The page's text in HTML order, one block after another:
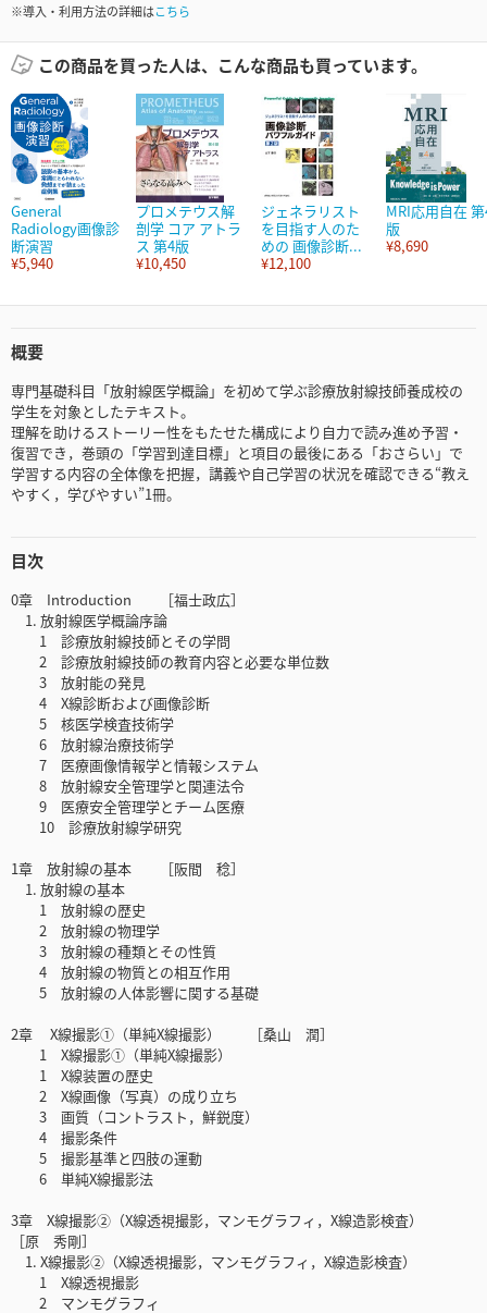
※導入・利用方法の詳細はこちら
この商品を買った人は、こんな商品も買っています。
General
Radiology画像診
断演習
¥5,940
プロメテウス解
剖学 コア アトラ
ス 第4版
¥10,450
ジェネラリスト
を目指す人のた
めの 画像診断...
¥12,100
MRI応用自在
版
¥8,690
概要
専門基礎科目「放射線医学概論」を初めて学ぶ診療放射線技師養成校の
学生を対象としたテキスト。
理解を助けるストーリー性をもたせた構成により自力で読み進め予習・
復習でき，巻頭の「学習到達目標」と項目の最後にある「おさらい」で
学習する内容の全体像を把握，講義や自己学習の状況を確認できる“教え
やすく，学びやすい”1冊。
目次
0章 Introduction ［福士政広］
1. 放射線医学概論序論
1 診療放射線技師とその学問
2 診療放射線技師の教育内容と必要な単位数
3 放射能の発見
4 X線診断および画像診断
5 核医学検査技術学
6 放射線治療技術学
7 医療画像情報学と情報システム
8 放射線安全管理学と関連法令
9 医療安全管理学とチーム医療
10 診療放射線学研究
1章 放射線の基本 ［阪間 稔］
1. 放射線の基本
1 放射線の歴史
2 放射線の物理学
3 放射線の種類とその性質
4 放射線の物質との相互作用
5 放射線の人体影響に関する基礎
2章 X線撮影①（単純X線撮影） ［桑山 潤］
1 X線撮影①（単純X線撮影）
1 X線装置の歴史
2 X線画像（写真）の成り立ち
3 画質（コントラスト，鮮鋭度）
4 撮影条件
5 撮影基準と四肢の運動
6 単純X線撮影法
3章 X線撮影②（X線透視撮影，マンモグラフィ，X線造影検査）
［原 秀剛］
1. X線撮影②（X線透視撮影，マンモグラフィ，X線造影検査）
1 X線透視撮影
2 マンモグラフィ